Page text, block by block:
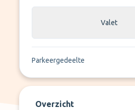
Valet
Parkeergedeelte
Overzicht